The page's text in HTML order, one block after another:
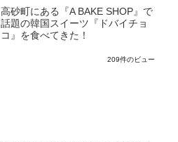
高砂町にある『A BAKE SHOP』で
話題の韓国スイーツ『ドバイチョ
コ』を食べてきた！
209件のビュー